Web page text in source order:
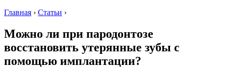
Главная › Статьи ›
Можно ли при пародонтозе
восстановить утерянные зубы с
помощью имплантации?